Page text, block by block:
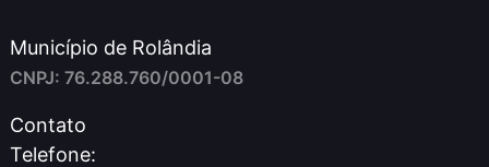
Município de Rolândia
CNPJ: 76.288.760/0001-08
Contato
Telefone: